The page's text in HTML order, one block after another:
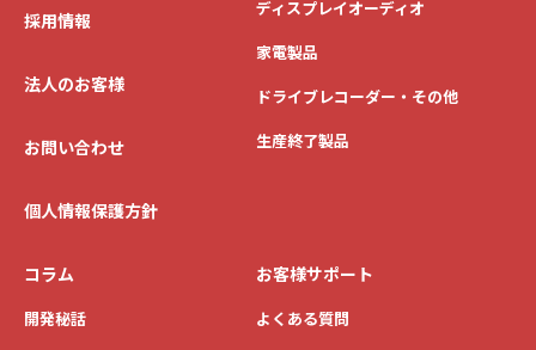
採用情報
法人のお客様
お問い合わせ
個人情報保護方針
ディスプレイオーディオ
家電製品
ドライブレコーダー・その他
生産終了製品
コラム
開発秘話
お客様サポート
よくある質問